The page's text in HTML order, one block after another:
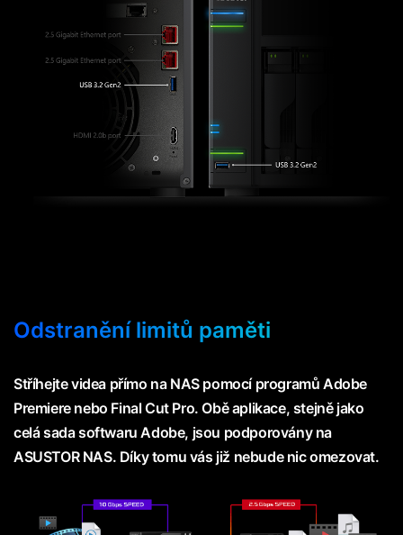
Odstranění limitů paměti
Stříhejte videa přímo na NAS pomocí programů Adobe
Premiere nebo Final Cut Pro. Obě aplikace, stejně jako
celá sada softwaru Adobe, jsou podporovány na
ASUSTOR NAS. Díky tomu vás již nebude nic omezovat.